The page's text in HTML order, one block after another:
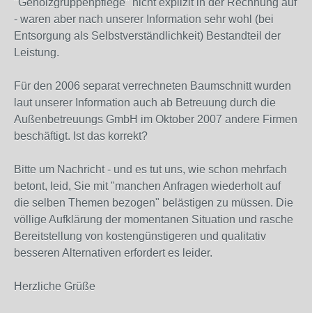
"Gehölzgruppenpflege" nicht explizit in der Rechnung auf
- waren aber nach unserer Information sehr wohl (bei
Entsorgung als Selbstverständlichkeit) Bestandteil der
Leistung.
Für den 2006 separat verrechneten Baumschnitt wurden
laut unserer Information auch ab Betreuung durch die
Außenbetreuungs GmbH im Oktober 2007 andere Firmen
beschäftigt. Ist das korrekt?
Bitte um Nachricht - und es tut uns, wie schon mehrfach
betont, leid, Sie mit "manchen Anfragen wiederholt auf
die selben Themen bezogen" belästigen zu müssen. Die
völlige Aufklärung der momentanen Situation und rasche
Bereitstellung von kostengünstigeren und qualitativ
besseren Alternativen erfordert es leider.
Herzliche Grüße